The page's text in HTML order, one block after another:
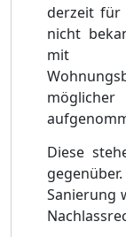
derzeit für
nicht
mit
möglicher
Diese
Sanierung